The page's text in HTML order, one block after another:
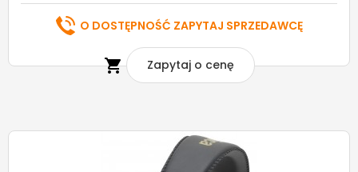
O DOSTĘPNOŚĆ ZAPYTAJ SPRZEDAWCĘ
 Zapytaj o cenę